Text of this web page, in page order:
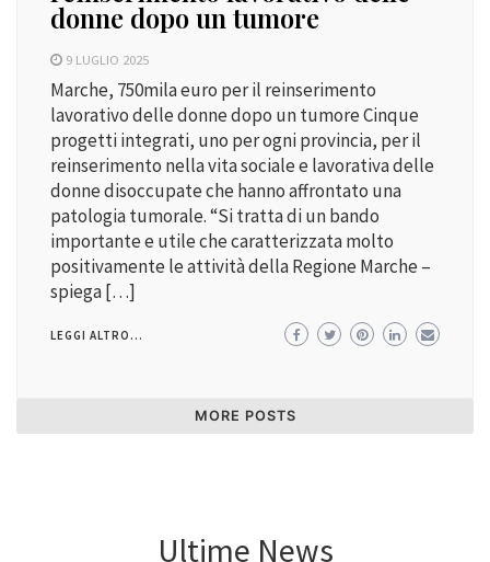
donne dopo un tumore
9 LUGLIO 2025
Marche, 750mila euro per il reinserimento
lavorativo delle donne dopo un tumore Cinque
progetti integrati, uno per ogni provincia, per il
reinserimento nella vita sociale e lavorativa delle
donne disoccupate che hanno affrontato una
patologia tumorale. “Si tratta di un bando
importante e utile che caratterizzata molto
positivamente le attività della Regione Marche –
spiega […]
LEGGI ALTRO...
MORE POSTS
Ultime News